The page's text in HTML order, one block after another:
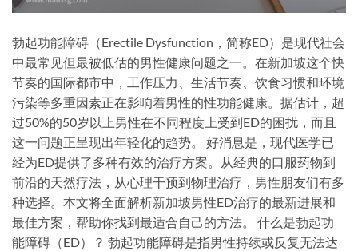
勃起功能障碍（Erectile Dysfunction，简称ED）是现代社会
中最常见但最被低估的男性健康问题之一。在新加坡这个快
节奏的国际都市中，工作压力、生活节奏、饮食习惯和环境
污染等多重因素正在影响着男性的性功能健康。据估计，超
过50%的50岁以上男性在不同程度上受到ED的困扰，而且
这一问题正呈现出年轻化的趋势。 好消息是，现代医学已
经为ED提供了多种有效的治疗方案。从经典的口服药物到
前沿的天然疗法，从心理干预到物理治疗，男性朋友们有多
种选择。本文将全面解析新加坡男性ED治疗的最新进展和
最佳方案，帮助你找到最适合自己的方法。 什么是勃起功
能障碍（ED）？ 勃起功能障碍是指男性持续或反复无法达